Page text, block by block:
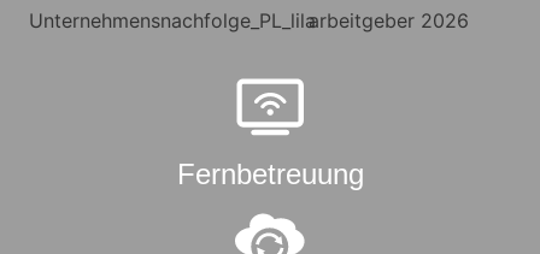
Fernbetreuung